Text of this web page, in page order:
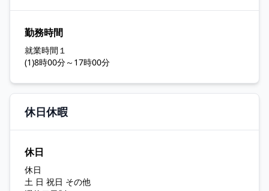
勤務時間
就業時間１
(1)8時00分～17時00分
休日休暇
休日
休日
土 日 祝日 その他